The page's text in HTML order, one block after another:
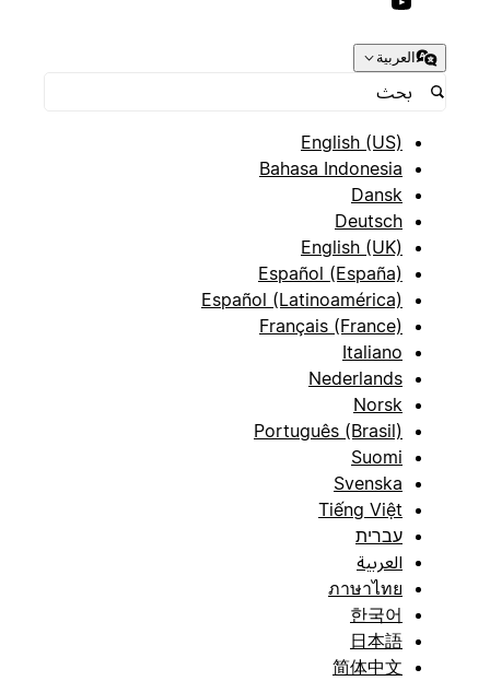
العربية
English (US)
Bahasa Indonesia
Dansk
Deutsch
English (UK)
Español (España)
Español (Latinoamérica)
Français (France)
Italiano
Nederlands
Norsk
Português (Brasil)
Suomi
Svenska
Tiếng Việt
עברית
العربية
ภาษาไทย
한국어
日本語
简体中文